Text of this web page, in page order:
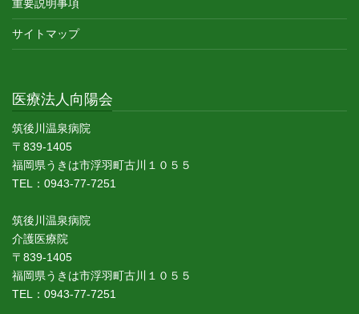
重要説明事項
サイトマップ
医療法人向陽会
筑後川温泉病院
〒839-1405
福岡県うきは市浮羽町古川１０５５
TEL：0943-77-7251
筑後川温泉病院
介護医療院
〒839-1405
福岡県うきは市浮羽町古川１０５５
TEL：0943-77-7251